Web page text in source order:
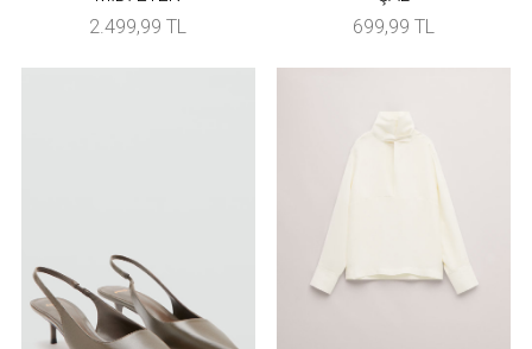
2.499,99 TL
699,99 TL